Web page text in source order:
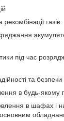
газів
під час
та безпеки
в будь-якому
в шафах і